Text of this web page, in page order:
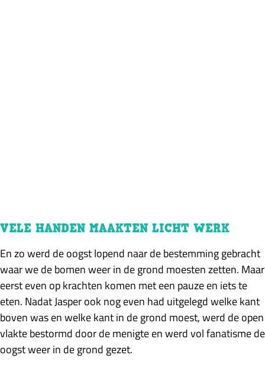
VELE HANDEN MAAKTEN LICHT WERK
En zo werd de oogst lopend naar de bestemming gebracht
waar we de bomen weer in de grond moesten zetten. Maar
eerst even op krachten komen met een pauze en iets te
eten. Nadat Jasper ook nog even had uitgelegd welke kant
boven was en welke kant in de grond moest, werd de open
vlakte bestormd door de menigte en werd vol fanatisme de
oogst weer in de grond gezet.